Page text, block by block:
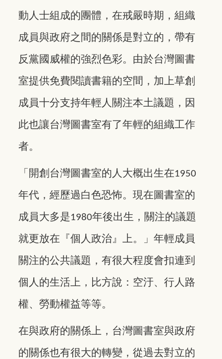
動人士組成的團體，在戒嚴時期，組織
成員與政府之間的關係是對立的，帶有
反黨國威權的強烈色彩。由於台灣圖書
室提供免費閱讀書籍的空間，加上草創
成員十分支持年輕人關注本土議題，因
此也讓台灣圖書室有了年輕的組織工作
者。
「開創台灣圖書室的人大概出生在1950
年代，經歷過白色恐怖。現在圖書室的
成員大多是1980年後出生，關注的議題
就更放在『個人政治』上。」年輕成員
關注的公共議題，有很大程度會扣連到
個人的生活上，比方說：空汙、行人路
權、勞動權益等等。
在與政府的關係上，台灣圖書室與政府
的關係也有很大的轉變，從過去對立的